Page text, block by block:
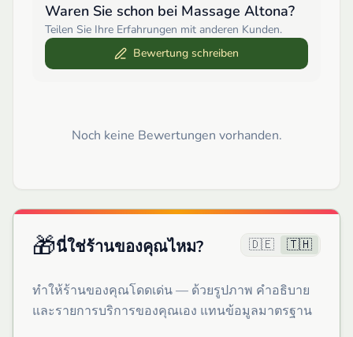
Waren Sie schon bei Massage Altona?
Teilen Sie Ihre Erfahrungen mit anderen Kunden.
Bewertung schreiben
Noch keine Bewertungen vorhanden.
🎁นี่ใช่ร้านของคุณไหม? 🇩🇪 🇹🇭
ทำให้ร้านของคุณโดดเด่น — ด้วยรูปภาพ คำอธิบาย
และรายการบริการของคุณเอง แทนข้อมูลมาตรฐาน